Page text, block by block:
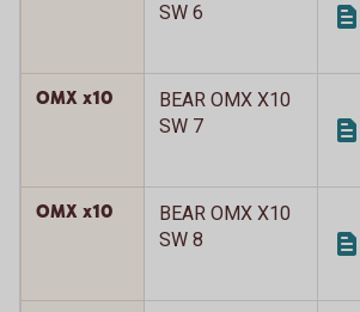
SW 6
OMX x10
BEAR OMX X10
SW 7
OMX x10
BEAR OMX X10
SW 8